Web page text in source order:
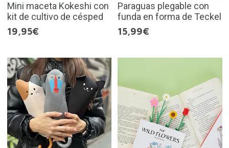
Mini maceta Kokeshi con
kit de cultivo de césped
19,95€
Paraguas plegable con
funda en forma de Teckel
15,99€